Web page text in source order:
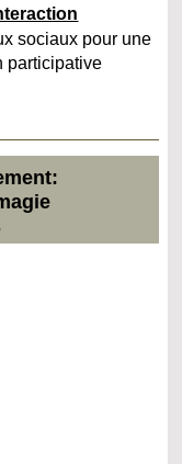
sociaux pour une
participative